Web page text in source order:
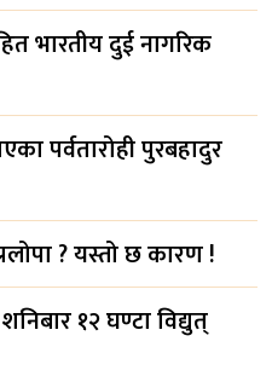
भारतीय दुई नागरिक
पर्वतारोही पुरबहादुर
? यस्तो छ कारण !
१२ घण्टा विद्युत्